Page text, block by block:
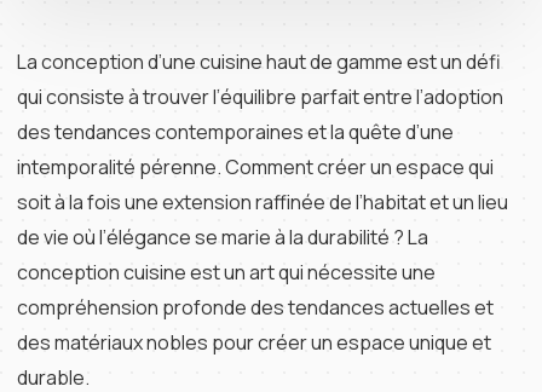
La conception d’une cuisine haut de gamme est un défi
qui consiste à trouver l’équilibre parfait entre l’adoption
des tendances contemporaines et la quête d’une
intemporalité pérenne. Comment créer un espace qui
soit à la fois une extension raffinée de l’habitat et un lieu
de vie où l’élégance se marie à la durabilité ? La
conception cuisine est un art qui nécessite une
compréhension profonde des tendances actuelles et
des matériaux nobles pour créer un espace unique et
durable.